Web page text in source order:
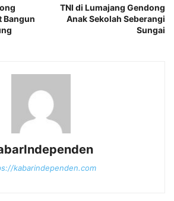
Bangun
TNI di Lumajang Gendong
Anak Sekolah Seberangi
Sungai
kabarindependen.com